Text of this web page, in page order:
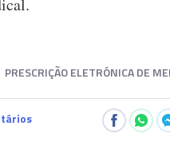
PRESCRIÇÃO ELETRÓNICA DE